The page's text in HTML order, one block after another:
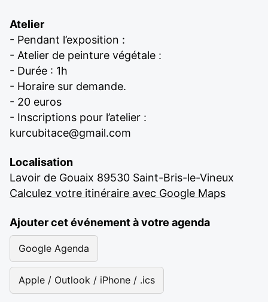
Atelier
- Pendant l’exposition :
- Atelier de peinture végétale :
- Durée : 1h
- Horaire sur demande.
- 20 euros
- Inscriptions pour l’atelier :
kurcubitace@gmail.com
Localisation
Lavoir de Gouaix 89530 Saint-Bris-le-Vineux
Calculez votre itinéraire avec Google Maps
Ajouter cet événement à votre agenda
Google Agenda
Apple / Outlook / iPhone / .ics